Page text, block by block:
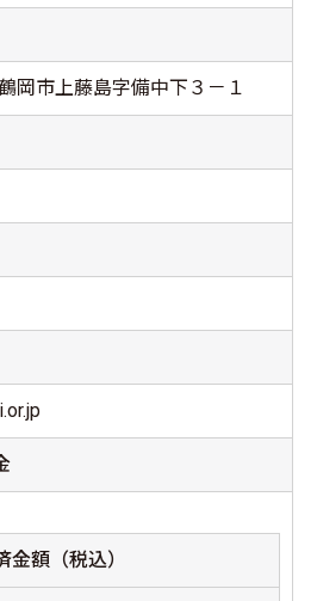
岡市上藤島字備中下３－１
金額（税込）